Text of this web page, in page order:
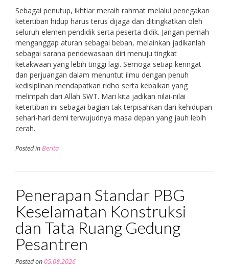
Sebagai penutup, ikhtiar meraih rahmat melalui penegakan
ketertiban hidup harus terus dijaga dan ditingkatkan oleh
seluruh elemen pendidik serta peserta didik. Jangan pernah
menganggap aturan sebagai beban, melainkan jadikanlah
sebagai sarana pendewasaan diri menuju tingkat
ketakwaan yang lebih tinggi lagi. Semoga setiap keringat
dan perjuangan dalam menuntut ilmu dengan penuh
kedisiplinan mendapatkan ridho serta kebaikan yang
melimpah dari Allah SWT. Mari kita jadikan nilai-nilai
ketertiban ini sebagai bagian tak terpisahkan dari kehidupan
sehari-hari demi terwujudnya masa depan yang jauh lebih
cerah.
Posted inBerita
Penerapan Standar PBG
Keselamatan Konstruksi
dan Tata Ruang Gedung
Pesantren
Posted on05.08.2026